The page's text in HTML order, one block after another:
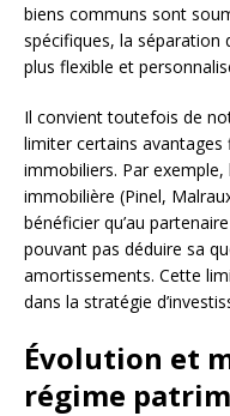
biens communs sont
spécifiques, la séparation
plus flexible et
Il convient toutefois de
limiter certains avantages
immobiliers. Par
immobilière (Pinel,
bénéficier qu’au
pouvant pas déduire sa
amortissements. Cette
dans la stratégie
Évolution et
régime